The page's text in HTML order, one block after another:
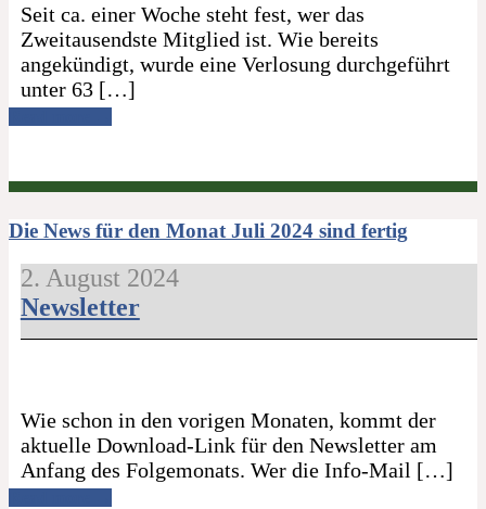
Seit ca. einer Woche steht fest, wer das
Zweitausendste Mitglied ist. Wie bereits
angekündigt, wurde eine Verlosung durchgeführt
unter 63 […]
Die News für den Monat Juli 2024 sind fertig
2. August 2024
Newsletter
Wie schon in den vorigen Monaten, kommt der
aktuelle Download-Link für den Newsletter am
Anfang des Folgemonats. Wer die Info-Mail […]